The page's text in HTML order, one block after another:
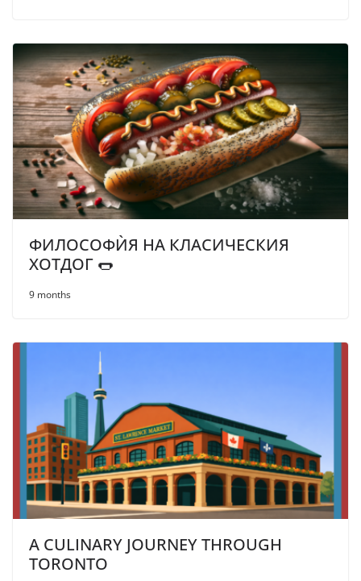
ФИЛОСОФЍЯ НА КЛАСИЧЕСКИЯ
ХОТДОГ 🌭
9 months
A CULINARY JOURNEY THROUGH
TORONTO